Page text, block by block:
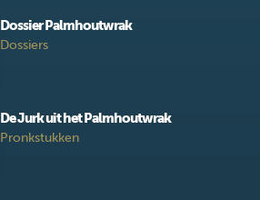
Dossier Palmhoutwrak
Dossiers
De Jurk uit het Palmhoutwrak
Pronkstukken